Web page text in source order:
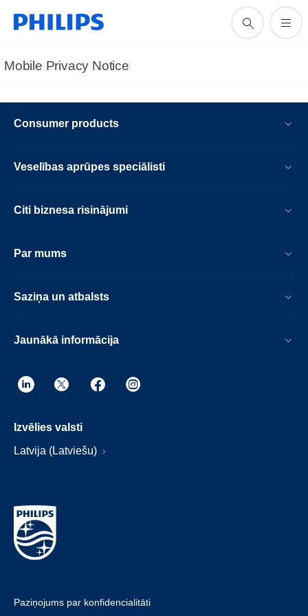
Mobile Privacy Notice
Consumer products
Veselības aprūpes speciālisti
Citi biznesa risinājumi
Par mums
Saziņa un atbalsts
Jaunākā informācija
Izvēlies valsti
Latvija (Latviešu)
Paziņojums par konfidencialitāti